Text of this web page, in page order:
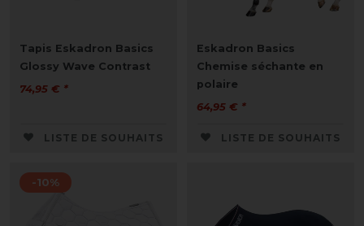
Tapis Eskadron Basics
Glossy Wave Contrast
74,95 € *
LISTE DE SOUHAITS
Eskadron Basics
Chemise séchante en
polaire
64,95 € *
LISTE DE SOUHAITS
-10%